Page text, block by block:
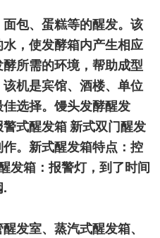
包、蛋糕等的醒发。该
，使发酵箱内产生相应
所需的环境，帮助成型
机是宾馆、酒楼、单位
选择。馒头发酵醒发
式醒发箱新式双门醒发
。新式醒发箱特点：控
发箱：报警灯，到了时间
发室、蒸汽式醒发箱、